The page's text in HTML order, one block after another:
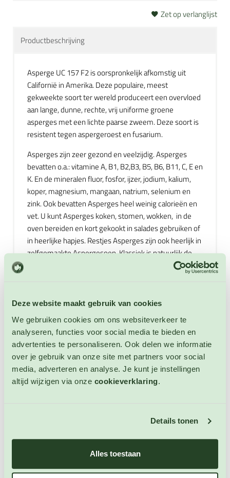
Deze website maakt gebruik van cookies
We gebruiken cookies om ons websiteverkeer te
analyseren, functies voor social media te bieden en
advertenties te personaliseren. Ook delen we informatie
over je gebruik van onze site met partners voor social
media, adverteren en analyse. Je kunt je instellingen
altijd wijzigen via onze cookieverklaring.
Details tonen
Alles toestaan
Zet op verlanglijst
Productbeschrijving
Asperge UC 157 F2 is oorspronkelijk afkomstig uit
Californië in Amerika. Deze populaire, meest
gekweekte soort ter wereld produceert een overvloed
aan lange, dunne, rechte, vrij uniforme groene
asperges met een lichte paarse zweem. Deze soort is
resistent tegen aspergeroest en fusarium.
Asperges zijn zeer gezond en veelzijdig. Asperges
bevatten o.a.: vitamine A, B1, B2,B3, B5, B6, B11, C, E en
K. En de mineralen fluor, fosfor, ijzer, jodium, kalium,
koper, magnesium, mangaan, natrium, selenium en
zink. Ook bevatten Asperges heel weinig calorieën en
vet. U kunt Asperges koken, stomen, wokken, in de
oven bereiden en kort gekookt in salades gebruiken of
in heerlijke hapjes. Restjes Asperges zijn ook heerlijk in
zelfgemaakte Aspergesoep. Klassiek is natuurlijk de
combinatie van Asperges met ham en eieren. Maar
pijnboompitten, eieren, zalm, kip, Parmezaanse kaas,
citroen, knoflook, aardappelen, truffel, uien, geitenkaas,
sojasaus, sinaasappel, noten, rozemarijn, tijm, risotto,
amandel en kreeft. En met diverse andere groenten
zoals: wortel, mais, spinazie, champignons, rucola, sla,
tomaten, peultjes, paprika, prei en courgettes. Semi-
winterharde meerjarige.
Zaai instructies